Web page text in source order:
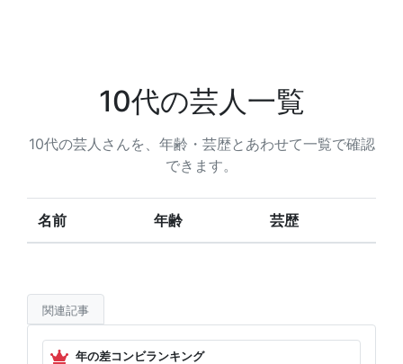
10代の芸人一覧
10代の芸人さんを、年齢・芸歴とあわせて一覧で確認
できます。
名前 年齢 芸歴
関連記事
年の差コンビランキング